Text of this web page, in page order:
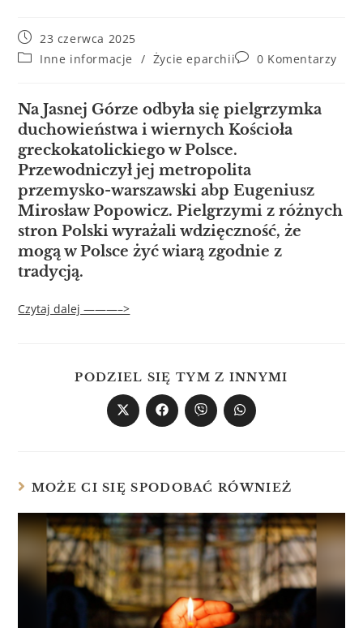
23 czerwca 2025
Inne informacje
/ Życie eparchii 0 Komentarzy
Na Jasnej Górze odbyła się pielgrzymka
duchowieństwa i wiernych Kościoła
greckokatolickiego w Polsce.
Przewodniczył jej metropolita
przemysko-warszawski abp Eugeniusz
Mirosław Popowicz. Pielgrzymi z różnych
stron Polski wyrażali wdzięczność, że
mogą w Polsce żyć wiarą zgodnie z
tradycją.
Czytaj dalej ———–>
PODZIEL SIĘ TYM Z INNYMI
MOŻE CI SIĘ SPODOBAĆ RÓWNIEŻ